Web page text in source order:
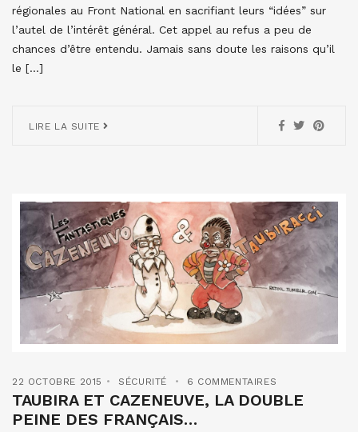
régionales au Front National en sacrifiant leurs “idées” sur
l’autel de l’intérêt général. Cet appel au refus a peu de
chances d’être entendu. Jamais sans doute les raisons qu’il
le […]
LIRE LA SUITE
22 OCTOBRE 2015 SÉCURITÉ 6 COMMENTAIRES
TAUBIRA ET CAZENEUVE, LA DOUBLE
PEINE DES FRANÇAIS…